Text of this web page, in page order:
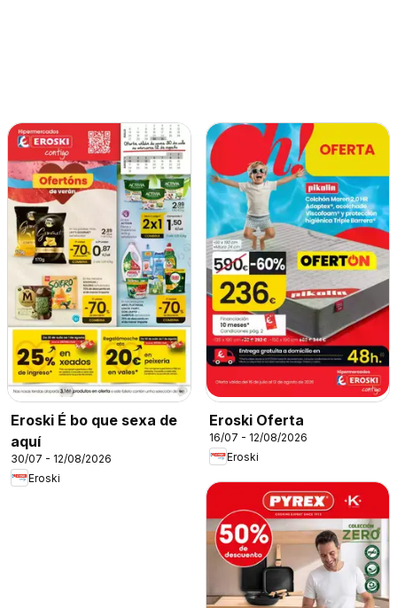
Eroski É bo que sexa de
aquí
30/07 - 12/08/2026
Eroski
Eroski Oferta
16/07 - 12/08/2026
Eroski